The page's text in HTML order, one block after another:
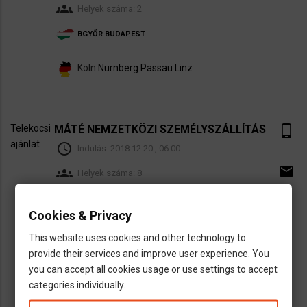
groups Helyek száma: 2
BGYŐR BUDAPEST
Köln Nürnberg Passau Linz
Telekocsi
ajánlat
MÁTÉ NEMZETKÖZI SZEMÉLYSZÁLLÍTÁS
schedule Indulás: 2018.12.20., 06:00
groups Helyek száma: 8
SZÉKESFEHÉRVÁR
Linz München Memmingen
Deggendorf
Passau
Würzburg
phone_android
email
Cookies & Privacy
This website uses cookies and other technology to
provide their services and improve user experience. You
you can accept all cookies usage or use settings to accept
categories individually.